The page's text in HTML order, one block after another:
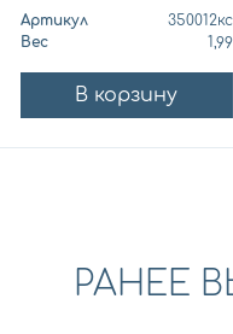
Артикул
350012кс
Вес
1,99
В корзину
РАНЕЕ